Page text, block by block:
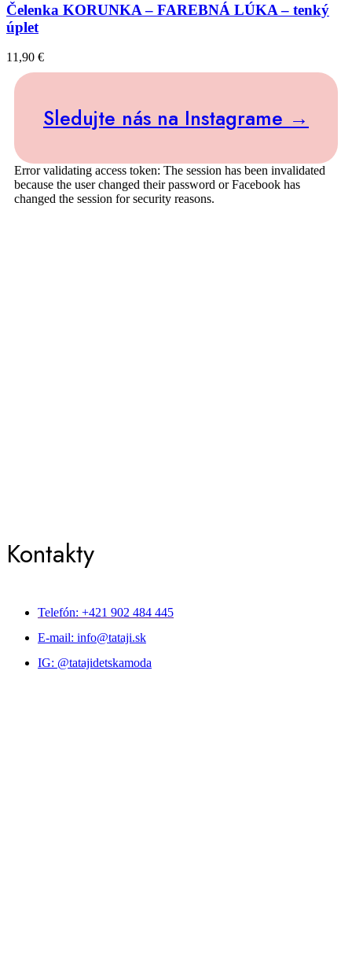
Čelenka KORUNKA – FAREBNÁ LÚKA – tenký
úplet
11,90 €
Sledujte nás na Instagrame →
Error validating access token: The session has been invalidated
because the user changed their password or Facebook has
changed the session for security reasons.
Kontakty
Telefón: +421 902 484 445
E-mail: info@tataji.sk
IG: @tatajidetskamoda